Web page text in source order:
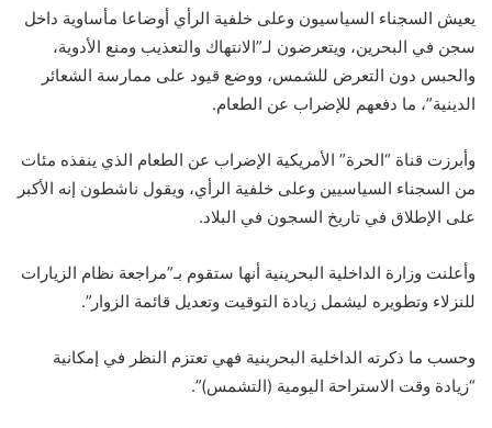
ك
ر
ك
إ
ن
l
r
ر
ي
س
d
i
t
ب
يعيش السجناء السياسيون وعلى خلفية الرأي أوضاعا مأساوية داخل
سجن في البحرين، ويتعرضون لـ”الانتهاك والتعذيب ومنع الأدوية،
والحبس دون التعرض للشمس، ووضع قيود على ممارسة الشعائر
الدينية”، ما دفعهم للإضراب عن الطعام.
وأبرزت قناة “الحرة” الأمريكية الإضراب عن الطعام الذي ينفذه مئات
من السجناء السياسيين وعلى خلفية الرأي، ويقول ناشطون إنه الأكبر
على الإطلاق في تاريخ السجون في البلاد.
وأعلنت وزارة الداخلية البحرينية أنها ستقوم بـ”مراجعة نظام الزيارات
للنزلاء وتطويره ليشمل زيادة التوقيت وتعديل قائمة الزوار”.
وحسب ما ذكرته الداخلية البحرينية فهي تعتزم النظر في إمكانية
“زيادة وقت الاستراحة اليومية (التشمس)”.